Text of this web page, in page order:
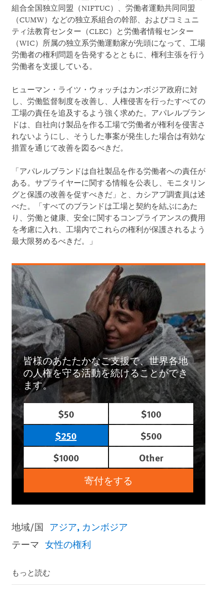
組合全国独立同盟（NIFTUC）、労働者運動共同同盟
（CUMW）などの独立系組合の幹部、およびコミュニ
ティ法教育センター（CLEC）と労働者情報センター
（WIC）所属の独立系労働運動家が先頭になって、工場
労働者の権利問題を告発するとともに、権利主張を行う
労働者を支援している。
ヒューマン・ライツ・ウォッチはカンボジア政府に対
し、労働監督制度を改善し、人権侵害を行ったすべての
工場の責任を追及するよう強く求めた。アパレルブラン
ドは、自社向け製品を作る工場で労働者が権利を侵害さ
れないようにし、そうした事案が発生した場合は有効な
措置を通じて改善を図るべきだ。
「アパレルブランドは自社製品を作る労働者への責任が
ある。サプライヤーに関する情報を公表し、モニタリン
グと保護の改善を促すべきだ」と、カシアプ調査員は述
べた。「すべてのブランドは工場と契約を結ぶにあた
り、労働と健康、安全に関するコンプライアンスの費用
を考慮に入れ、工場内でこれらの権利が保護されるよう
最大限努めるべきだ。」
皆様のあたたかなご支援で、世界各地
の人権を守る活動を続けることができ
ます。
$50
$100
$250
$500
$1000
Other
寄付をする
地域/国 アジア カンボジア
テーマ 女性の権利
もっと読む